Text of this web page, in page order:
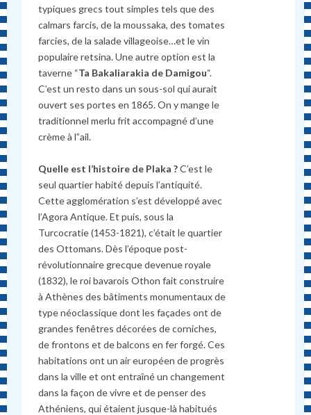
typiques grecs tout simples tels que des
calmars farcis, de la moussaka, des tomates
farcies, de la salade villageoise…et le vin
populaire retsina. Une autre option est la
taverne “Ta Bakaliarakia de Damigou“.
C’est un resto dans un sous-sol qui aurait
ouvert ses portes en 1865. On y mange le
traditionnel merlu frit accompagné d’une
crème à l”ail.
Quelle est l’histoire de Plaka ?C’est le
seul quartier habité depuis l’antiquité.
Cette agglomération s’est développé avec
l’Agora Antique. Et puis, sous la
Turcocratie (1453-1821), c’était le quartier
des Ottomans. Dès l’époque post-
révolutionnaire grecque devenue royale
(1832), le roi bavarois Othon fait construire
à Athènes des bâtiments monumentaux de
type néoclassique dont les façades ont de
grandes fenêtres décorées de corniches,
de frontons et de balcons en fer forgé. Ces
habitations ont un air européen de progrès
dans la ville et ont entraîné un changement
dans la façon de vivre et de penser des
Athéniens, qui étaient jusque-là habitués